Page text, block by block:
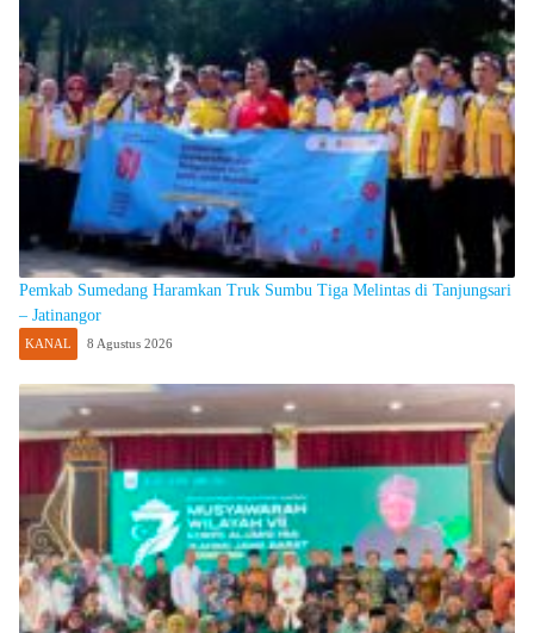
Pemkab Sumedang Haramkan Truk Sumbu Tiga Melintas di Tanjungsari
– Jatinangor
KANAL 8 Agustus 2026